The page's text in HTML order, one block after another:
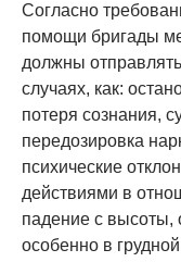
Согласно
помощи бригады
должны
случаях, как:
потеря сознания,
передозировка
психические
действиями в
падение с высоты,
особенно в